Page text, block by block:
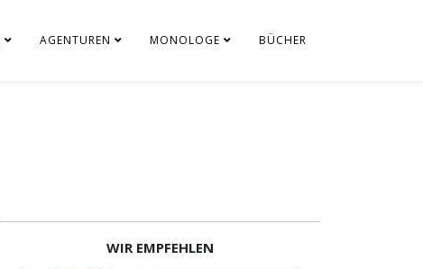
AGENTUREN MONOLOGE BÜCHER
WIR EMPFEHLEN